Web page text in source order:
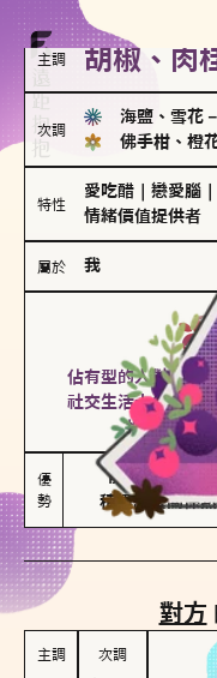
主調 胡椒、肉
次調
海鹽、雪花 －
佛手柑、橙
特性
愛吃醋 戀愛腦
情緒價值提供者
屬於 我
佔有型的人對愛情
社交生活十分敏感
投入和激情
優
勢
能建立緊密關
積極維繫關係熱
對方
主調 次調